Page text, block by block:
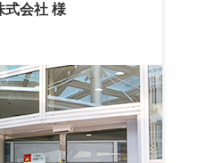
式会社 様